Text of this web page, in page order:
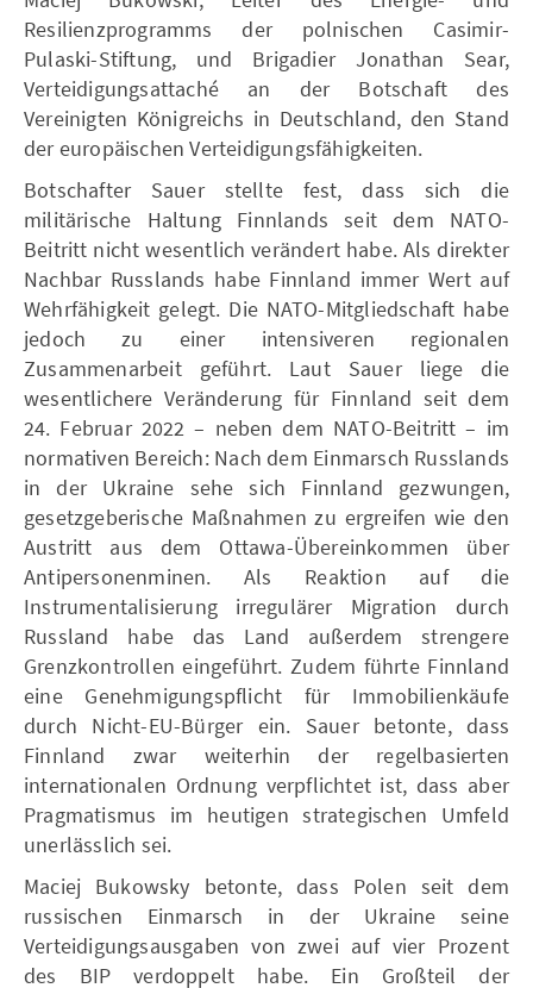
Resilienzprogramms der polnischen Casimir-
Pulaski-Stiftung, und Brigadier Jonathan Sear,
Verteidigungsattaché an der Botschaft des
Vereinigten Königreichs in Deutschland, den Stand
der europäischen Verteidigungsfähigkeiten.
Botschafter Sauer stellte fest, dass sich die
militärische Haltung Finnlands seit dem NATO-
Beitritt nicht wesentlich verändert habe. Als direkter
Nachbar Russlands habe Finnland immer Wert auf
Wehrfähigkeit gelegt. Die NATO-Mitgliedschaft habe
jedoch zu einer intensiveren regionalen
Zusammenarbeit geführt. Laut Sauer liege die
wesentlichere Veränderung für Finnland seit dem
24. Februar 2022 – neben dem NATO-Beitritt – im
normativen Bereich: Nach dem Einmarsch Russlands
in der Ukraine sehe sich Finnland gezwungen,
gesetzgeberische Maßnahmen zu ergreifen wie den
Austritt aus dem Ottawa-Übereinkommen über
Antipersonenminen. Als Reaktion auf die
Instrumentalisierung irregulärer Migration durch
Russland habe das Land außerdem strengere
Grenzkontrollen eingeführt. Zudem führte Finnland
eine Genehmigungspflicht für Immobilienkäufe
durch Nicht-EU-Bürger ein. Sauer betonte, dass
Finnland zwar weiterhin der regelbasierten
internationalen Ordnung verpflichtet ist, dass aber
Pragmatismus im heutigen strategischen Umfeld
unerlässlich sei.
Maciej Bukowsky betonte, dass Polen seit dem
russischen Einmarsch in der Ukraine seine
Verteidigungsausgaben von zwei auf vier Prozent
des BIP verdoppelt habe. Ein Großteil der